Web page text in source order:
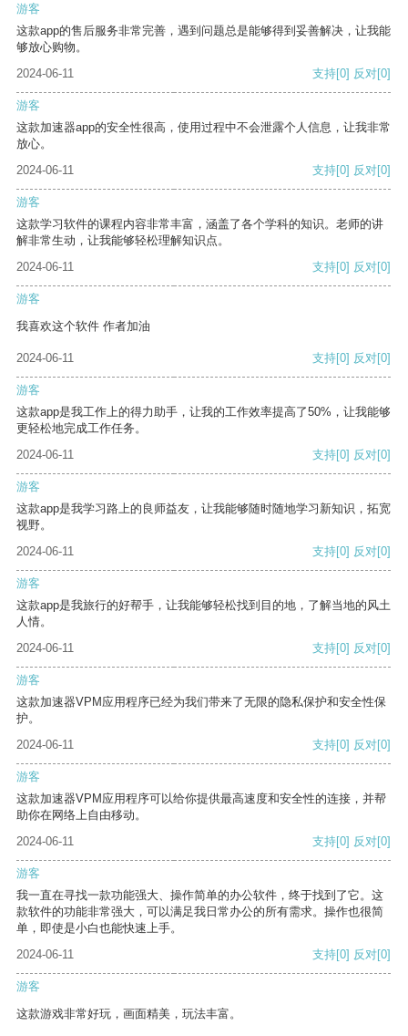
游客
这款app的售后服务非常完善，遇到问题总是能够得到妥善解决，让我能
够放心购物。
2024-06-11
支持[0] 反对[0]
游客
这款加速器app的安全性很高，使用过程中不会泄露个人信息，让我非常
放心。
2024-06-11
支持[0] 反对[0]
游客
这款学习软件的课程内容非常丰富，涵盖了各个学科的知识。老师的讲
解非常生动，让我能够轻松理解知识点。
2024-06-11
支持[0] 反对[0]
游客
我喜欢这个软件 作者加油
2024-06-11 支持[0] 反对[0]
游客
这款app是我工作上的得力助手，让我的工作效率提高了50%，让我能够
更轻松地完成工作任务。
2024-06-11
支持[0] 反对[0]
游客
这款app是我学习路上的良师益友，让我能够随时随地学习新知识，拓宽
视野。
2024-06-11
支持[0] 反对[0]
游客
这款app是我旅行的好帮手，让我能够轻松找到目的地，了解当地的风土
人情。
2024-06-11
支持[0] 反对[0]
游客
这款加速器VPM应用程序已经为我们带来了无限的隐私保护和安全性保
护。
2024-06-11
支持[0] 反对[0]
游客
这款加速器VPM应用程序可以给你提供最高速度和安全性的连接，并帮
助你在网络上自由移动。
2024-06-11
支持[0] 反对[0]
游客
我一直在寻找一款功能强大、操作简单的办公软件，终于找到了它。这
款软件的功能非常强大，可以满足我日常办公的所有需求。操作也很简
单，即使是小白也能快速上手。
2024-06-11
支持[0] 反对[0]
游客
这款游戏非常好玩，画面精美，玩法丰富。